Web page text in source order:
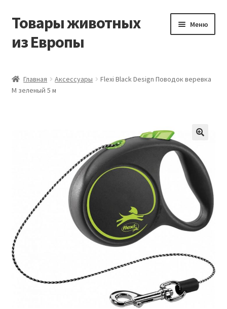
Перейти
навигации
Перейти
содержимому
Товары животных
из Европы
Меню
Виды доставки
Мой аккаунт
О компании
Отзывы
Оформление заказа
Главная Аксессуары
Flexi Black Design Поводок веревка
M зеленый 5 м